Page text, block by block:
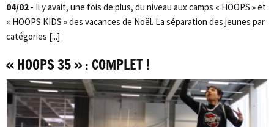
04/02 - Il y avait, une fois de plus, du niveau aux camps « HOOPS » et
« HOOPS KIDS » des vacances de Noël. La séparation des jeunes par
catégories [...]
« HOOPS 35 » : COMPLET !